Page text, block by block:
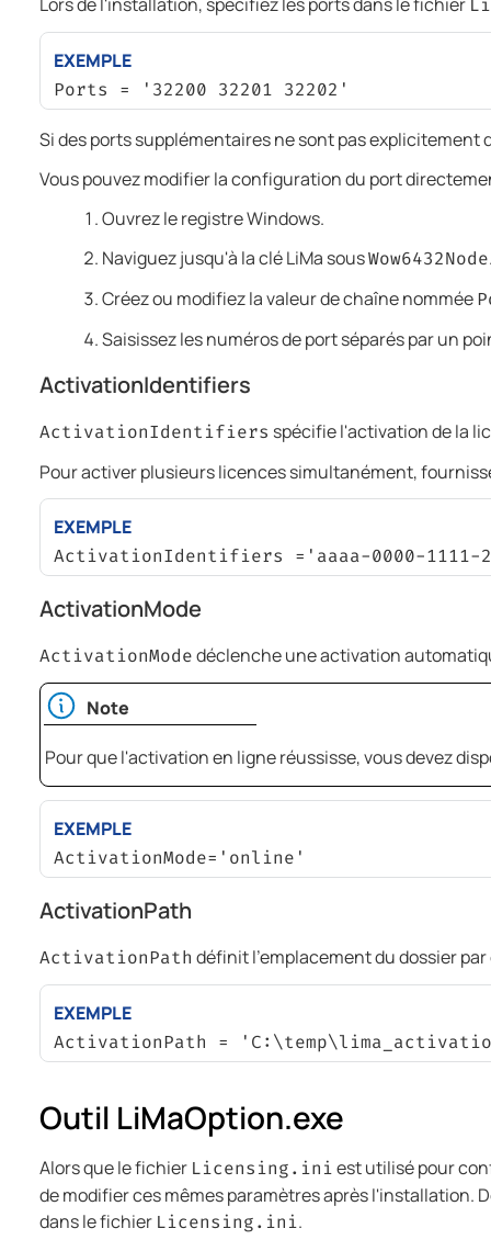
EXEMPLE
Ports = '32200 32201 32202'
Si des ports supplémentaires ne sont pas
Vous pouvez modifier la configuration du port
Ouvrez le registre Windows.
Naviguez jusqu'à la clé LiMa sousWow6432Node
Créez ou modifiez la valeur de chaîne nommée
Saisissez les numéros de port séparés par un
ActivationIdentifiers
ActivationIdentifiers spécifie l'activation de la
Pour activer plusieurs licences simultanément,
EXEMPLE
ActivationIdentifiers ='aaaa-0000-1111-
ActivationMode
ActivationModedéclenche une activation
Note
Pour que l'activation en ligne réussisse, vous devez
EXEMPLE
ActivationMode='online'
ActivationPath
ActivationPath définit l'emplacement du dossier
EXEMPLE
ActivationPath =
Outil LiMaOption.exe
Alors que le fichier Licensing.iniest utilisé pour
de modifier ces mêmes paramètres après l'installation.
dans le fichier Licensing.ini.